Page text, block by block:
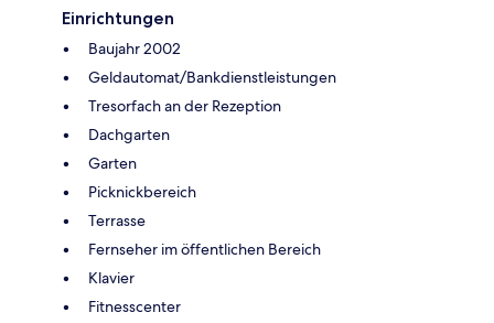
Einrichtungen
Baujahr 2002
Geldautomat/Bankdienstleistungen
Tresorfach an der Rezeption
Dachgarten
Garten
Picknickbereich
Terrasse
Fernseher im öffentlichen Bereich
Klavier
Fitnesscenter